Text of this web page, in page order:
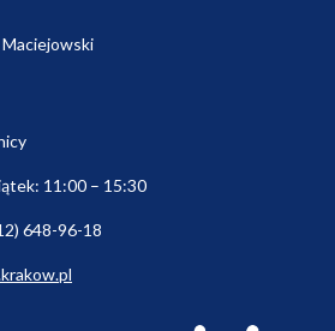
11:00 – 15:30
648-96-18